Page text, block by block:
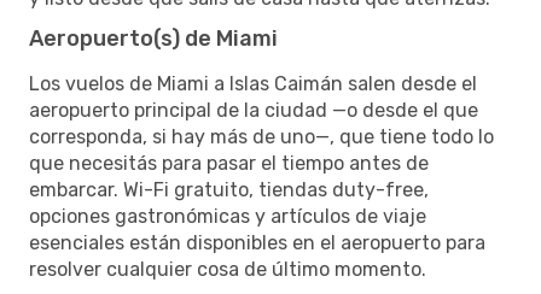
Aeropuerto(s) de Miami
Los vuelos de Miami a Islas Caimán salen desde el
aeropuerto principal de la ciudad —o desde el que
corresponda, si hay más de uno—, que tiene todo lo
que necesitás para pasar el tiempo antes de
embarcar. Wi-Fi gratuito, tiendas duty-free,
opciones gastronómicas y artículos de viaje
esenciales están disponibles en el aeropuerto para
resolver cualquier cosa de último momento.